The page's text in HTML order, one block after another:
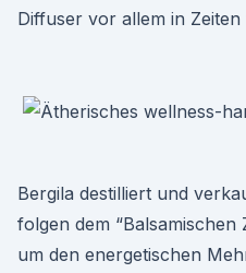
Diffuser vor allem in
Bergila destilliert und
folgen dem
um den energetischen